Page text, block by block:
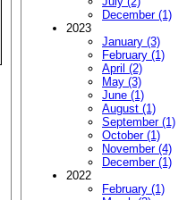
December (1)
2023
January (3)
February (1)
April (2)
May (3)
June (1)
August (1)
September (1)
October (1)
November (4)
December (1)
2022
February (1)